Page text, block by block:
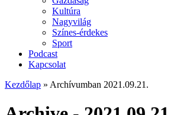
Kultúra
Nagyvilág
Színes-érdekes
Sport
Podcast
Kapcsolat
Kezdőlap » Archívumban 2021.09.21.